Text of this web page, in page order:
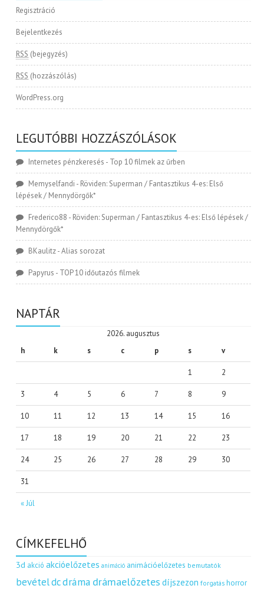
Regisztráció
Bejelentkezés
RSS (bejegyzés)
RSS (hozzászólás)
WordPress.org
LEGUTÓBBI HOZZÁSZÓLÁSOK
Internetes pénzkeresés - Top 10 filmek az űrben
Memyselfandi - Röviden: Superman / Fantasztikus 4-es: Első
lépések / Mennydörgők*
Frederico88 - Röviden: Superman / Fantasztikus 4-es: Első lépések /
Mennydörgők*
BKaulitz-Alias sorozat
Papyrus - TOP 10 időutazós filmek
NAPTÁR
2026. augusztus
h
k s c p s v
« Júl
1 2
3 4 5 6 7 8 9
10 11 12 13 14 15 16
17 18 19 20 21 22 23
24 25 26 27 28 29 30
31
CÍMKEFELHŐ
3d akció akcióelőzetes animáció animációelőzetes bemutatók
bevételdcdráma drámaelőzetes díjszezon forgatás horror